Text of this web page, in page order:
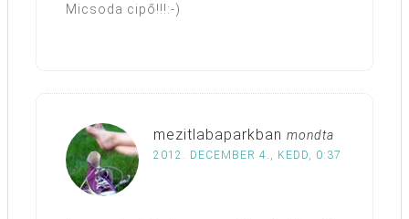
Micsoda cipő!!!:-)
mezitlabaparkban mondta
2012. DECEMBER 4., KEDD, 0:37